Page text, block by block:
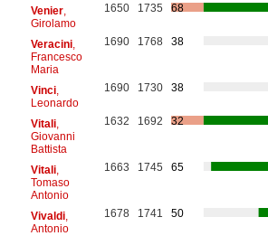
Venier,
Girolamo
1650 1735 68
Veracini,
Francesco
Maria
1690 1768 38
Vinci,
Leonardo
1690 1730 38
Vitali,
Giovanni
Battista
1632 1692 32
Vitali,
Tomaso
Antonio
1663 1745 65
Vivaldi,
Antonio
1678 1741 50